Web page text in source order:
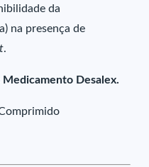
da
na presença de
.
Medicamento Desalex.